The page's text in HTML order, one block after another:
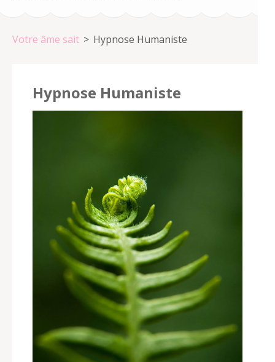
Votre âme sait > Hypnose Humaniste
Hypnose Humaniste